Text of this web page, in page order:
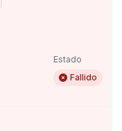
Estado
Fallido